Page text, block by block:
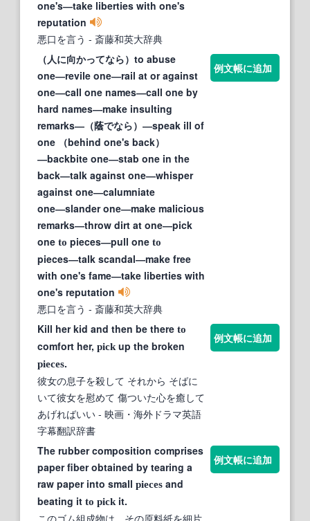
one's―take liberties with one's
reputation
悪口を言う - 斎藤和英大辞典
（人に向かってなら）to abuse
one―revile one―rail at or against
one―call one names―call one by
hard names―make insulting
remarks―（蔭でなら）―speak ill of
one （behind one's back）
―backbite one―stab one in the
back―talk against one―whisper
against one―calumniate
one―slander one―make malicious
remarks―throw dirt at one―pick
one to pieces―pull one to
pieces―talk scandal―make free
with one's fame―take liberties with
one's reputation
悪口を言う - 斎藤和英大辞典
例文帳に追加
Kill her kid and then be there to
comfort her, pick up the broken
pieces.
彼女の息子を殺して それから そばに
いて彼女を慰めて 傷ついた心を癒して
あげればいい - 映画・海外ドラマ英語
字幕翻訳辞書
例文帳に追加
The rubber composition comprises
paper fiber obtained by tearing a
raw paper into small pieces and
beating it to pick it.
このゴム組成物は、その原料紙を細片
例文帳に追加